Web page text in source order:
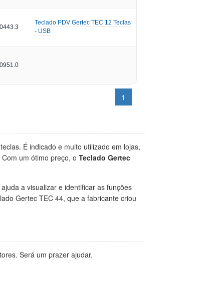
Teclado PDV Gertec TEC 12 Teclas
- USB
1
É indicado e muito utilizado em lojas,
Com um ótimo preço, oTeclado Gertec
a visualizar e identificar as funções
Gertec TEC 44, que a fabricante criou
Será um prazer ajudar.